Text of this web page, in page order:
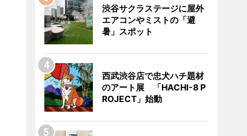
渋谷サクラステージに屋外
エアコンやミストの「避
暑」スポット
西武渋谷店で忠犬ハチ題材
のアート展 「HACHI-8 P
ROJECT」始動